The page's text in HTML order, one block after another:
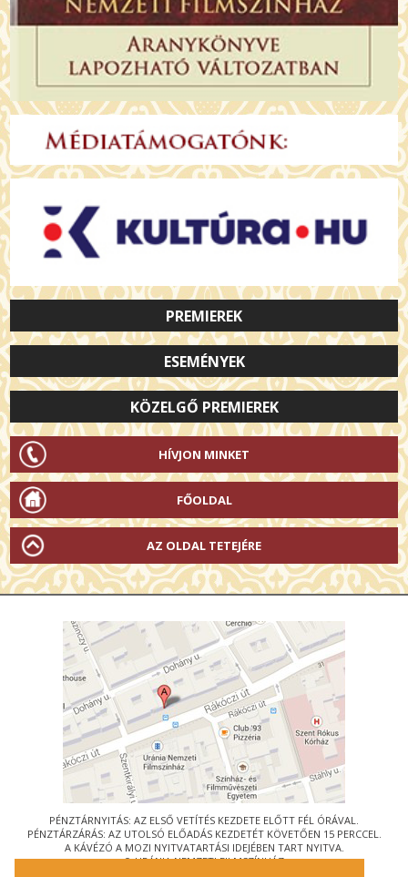
PREMIEREK
ESEMÉNYEK
KÖZELGŐ PREMIEREK
HÍVJON MINKET
FŐOLDAL
AZ OLDAL TETEJÉRE
PÉNZTÁRNYITÁS: AZ ELSŐ VETÍTÉS KEZDETE ELŐTT FÉL ÓRÁVAL.
PÉNZTÁRZÁRÁS: AZ UTOLSÓ ELŐADÁS KEZDETÉT KÖVETŐEN 15 PERCCEL.
A KÁVÉZÓ A MOZI NYITVATARTÁSI IDEJÉBEN TART NYITVA.
© URÁNIA NEMZETI FILMSZÍNHÁZ